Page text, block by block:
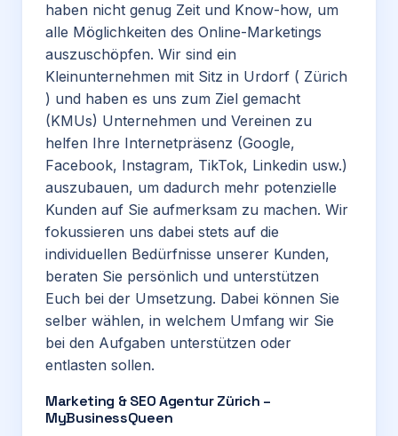
haben nicht genug Zeit und Know-how, um
alle Möglichkeiten des Online-Marketings
auszuschöpfen. Wir sind ein
Kleinunternehmen mit Sitz in Urdorf ( Zürich
) und haben es uns zum Ziel gemacht
(KMUs) Unternehmen und Vereinen zu
helfen Ihre Internetpräsenz (Google,
Facebook, Instagram, TikTok, Linkedin usw.)
auszubauen, um dadurch mehr potenzielle
Kunden auf Sie aufmerksam zu machen. Wir
fokussieren uns dabei stets auf die
individuellen Bedürfnisse unserer Kunden,
beraten Sie persönlich und unterstützen
Euch bei der Umsetzung. Dabei können Sie
selber wählen, in welchem Umfang wir Sie
bei den Aufgaben unterstützen oder
entlasten sollen.
Marketing & SEO Agentur Zürich –
MyBusinessQueen